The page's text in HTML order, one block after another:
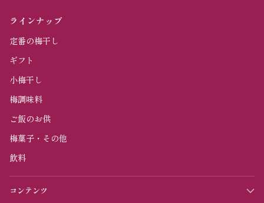
ラインナップ
定番の梅干し
ギフト
小梅干し
梅調味料
ご飯のお供
梅菓子・その他
飲料
コンテンツ